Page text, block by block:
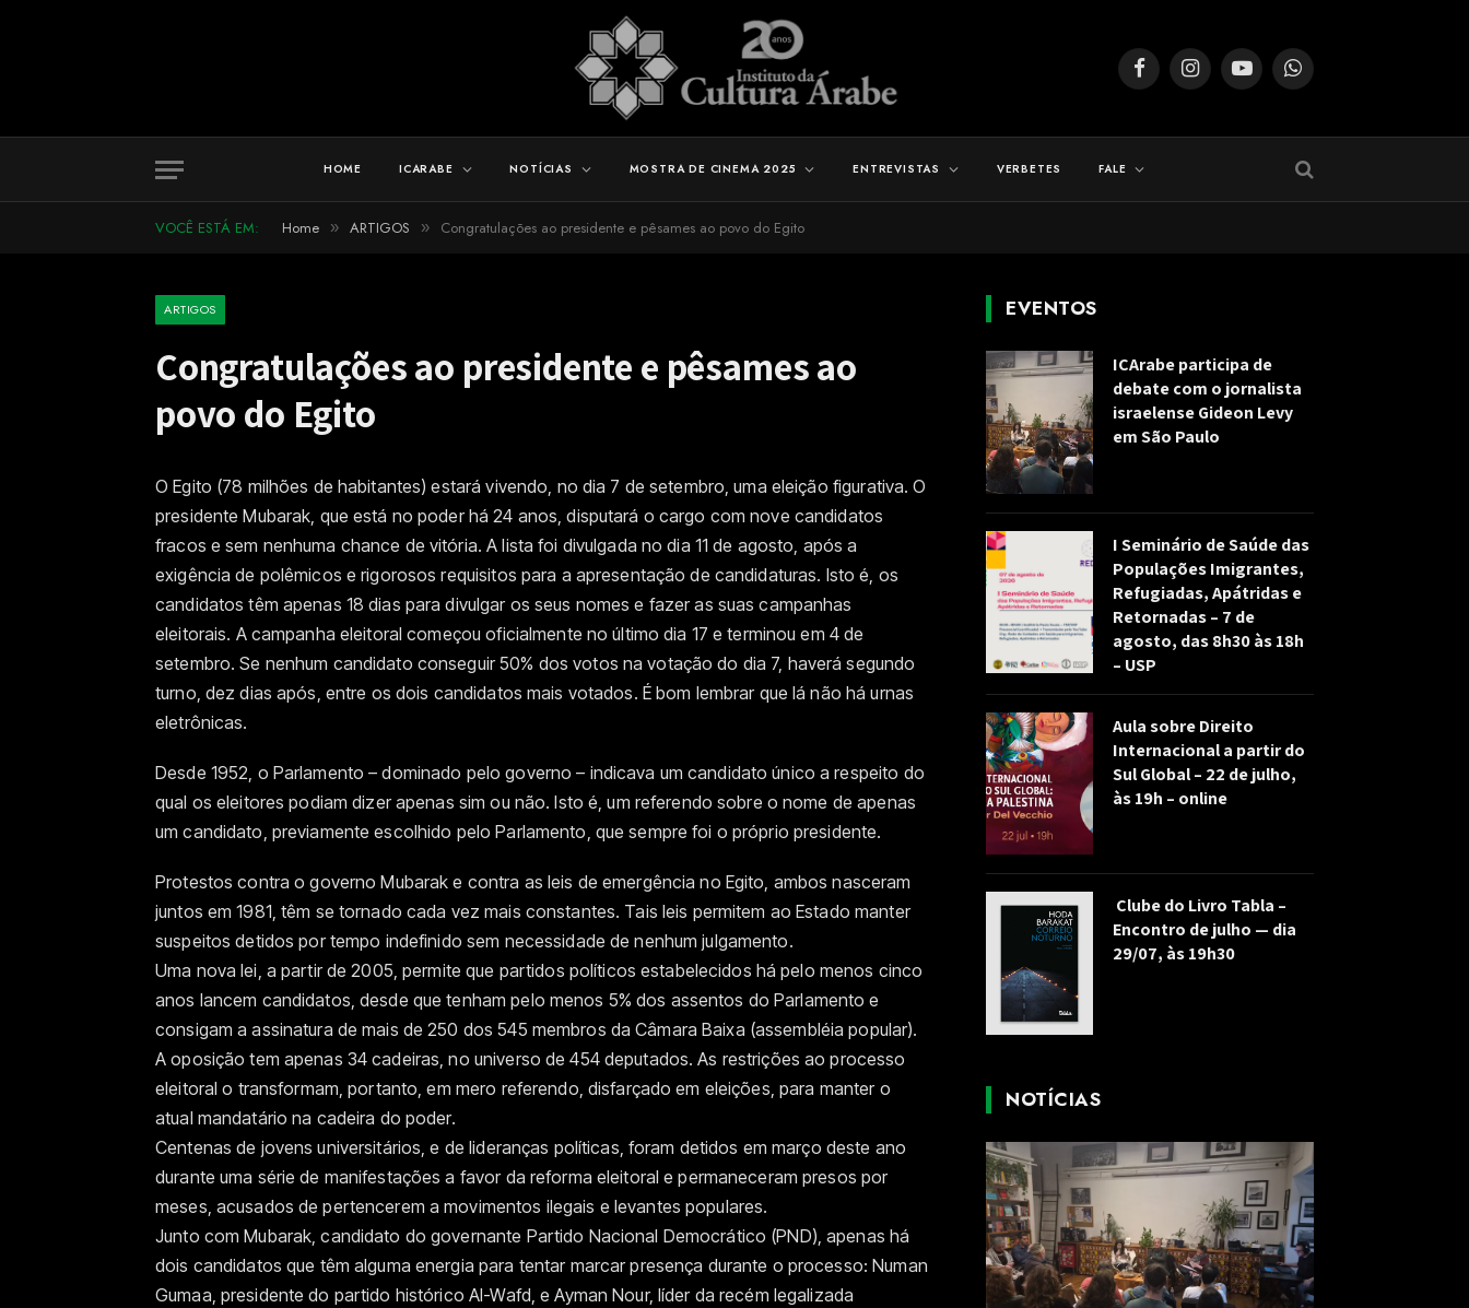
FacebookInstagramYouTubeWhatsApp
HOME ICARABE NOTÍCIAS MOSTRA DE CINEMA 2025 ENTREVISTAS VERBETES FALE
VOCÊ ESTÁ EM: Home » ARTIGOS » Congratulações ao presidente e pêsames ao povo do Egito
ARTIGOS
Congratulações ao presidente e pêsames ao
povo do Egito
O Egito (78 milhões de habitantes) estará vivendo, no dia 7 de setembro, uma eleição figurativa. O
presidente Mubarak, que está no poder há 24 anos, disputará o cargo com nove candidatos
fracos e sem nenhuma chance de vitória. A lista foi divulgada no dia 11 de agosto, após a
exigência de polêmicos e rigorosos requisitos para a apresentação de candidaturas. Isto é, os
candidatos têm apenas 18 dias para divulgar os seus nomes e fazer as suas campanhas
eleitorais. A campanha eleitoral começou oficialmente no último dia 17 e terminou em 4 de
setembro. Se nenhum candidato conseguir 50% dos votos na votação do dia 7, haverá segundo
turno, dez dias após, entre os dois candidatos mais votados. É bom lembrar que lá não há urnas
eletrônicas.
Desde 1952, o Parlamento – dominado pelo governo – indicava um candidato único a respeito do
qual os eleitores podiam dizer apenas sim ou não. Isto é, um referendo sobre o nome de apenas
um candidato, previamente escolhido pelo Parlamento, que sempre foi o próprio presidente.
Protestos contra o governo Mubarak e contra as leis de emergência no Egito, ambos nasceram
juntos em 1981, têm se tornado cada vez mais constantes. Tais leis permitem ao Estado manter
suspeitos detidos por tempo indefinido sem necessidade de nenhum julgamento.
Uma nova lei, a partir de 2005, permite que partidos políticos estabelecidos há pelo menos cinco
anos lancem candidatos, desde que tenham pelo menos 5% dos assentos do Parlamento e
consigam a assinatura de mais de 250 dos 545 membros da Câmara Baixa (assembléia popular).
A oposição tem apenas 34 cadeiras, no universo de 454 deputados. As restrições ao processo
eleitoral o transformam, portanto, em mero referendo, disfarçado em eleições, para manter o
atual mandatário na cadeira do poder.
Centenas de jovens universitários, e de lideranças políticas, foram detidos em março deste ano
durante uma série de manifestações a favor da reforma eleitoral e permaneceram presos por
meses, acusados de pertencerem a movimentos ilegais e levantes populares.
Junto com Mubarak, candidato do governante Partido Nacional Democrático (PND), apenas há
dois candidatos que têm alguma energia para tentar marcar presença durante o processo: Numan
Gumaa, presidente do partido histórico Al-Wafd, e Ayman Nour, líder da recém legalizada
EVENTOS
ICArabe participa de
debate com o jornalista
israelense Gideon Levy
em São Paulo
I Seminário de Saúde das
Populações Imigrantes,
Refugiadas, Apátridas e
Retornadas – 7 de
agosto, das 8h30 às 18h
– USP
Aula sobre Direito
Internacional a partir do
Sul Global – 22 de julho,
às 19h – online
Clube do Livro Tabla –
Encontro de julho — dia
29/07, às 19h30
NOTÍCIAS